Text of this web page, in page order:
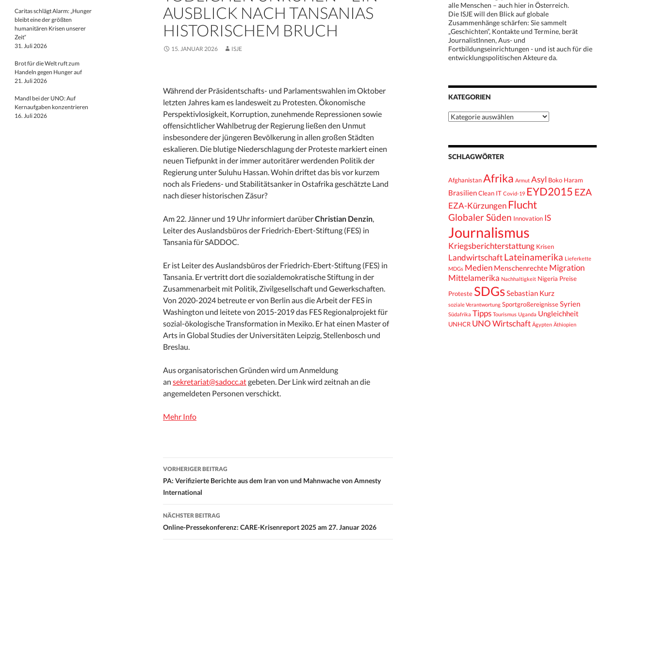
AUSBLICK NACH TANSANIAS
HISTORISCHEM BRUCH
15. JANUAR 2026 ISJE
Während der Präsidentschafts- und Parlamentswahlen im Oktober
letzten Jahres kam es landesweit zu Protesten. Ökonomische
Perspektivlosigkeit, Korruption, zunehmende Repressionen sowie
offensichtlicher Wahlbetrug der Regierung ließen den Unmut
insbesondere der jüngeren Bevölkerung in allen großen Städten
eskalieren. Die blutige Niederschlagung der Proteste markiert einen
neuen Tiefpunkt in der immer autoritärer werdenden Politik der
Regierung unter Suluhu Hassan. Wohin driftet das bis vor kurzem
noch als Friedens- und Stabilitätsanker in Ostafrika geschätzte Land
nach dieser historischen Zäsur?
Am 22. Jänner und 19 Uhr informiert darüberChristian Denzin,
Leiter des Auslandsbüros der Friedrich-Ebert-Stiftung (FES) in
Tansania für SADDOC.
Er ist Leiter des Auslandsbüros der Friedrich-Ebert-Stiftung (FES) in
Tansania. Er vertritt dort die sozialdemokratische Stiftung in der
Zusammenarbeit mit Politik, Zivilgesellschaft und Gewerkschaften.
Von 2020-2024 betreute er von Berlin aus die Arbeit der FES in
Washington und leitete von 2015-2019 das FES Regionalprojekt für
sozial-ökologische Transformation in Mexiko. Er hat einen Master of
Arts in Global Studies der Universitäten Leipzig, Stellenbosch und
Breslau.
​Aus organisatorischen Gründen wird um Anmeldung
an sekretariat@sadocc.atgebeten. Der Link wird zeitnah an die
angemeldeten Personen verschickt.
Mehr Info
Beitrags-
Navigation
VORHERIGER BEITRAG
PA: Verifizierte Berichte aus dem Iran von und Mahnwache von Amnesty
International
NÄCHSTER BEITRAG
Online-Pressekonferenz: CARE-Krisenreport 2025 am 27. Januar 2026
alle Menschen – auch hier in Österreich.
Die ISJE will den Blick auf globale
Zusammenhänge schärfen: Sie sammelt
„Geschichten“, Kontakte und Termine, berät
JournalistInnen, Aus- und
Fortbildungseinrichtungen - und ist auch für die
entwicklungspolitischen Akteure da.
KATEGORIEN
Kategorien
SCHLAGWÖRTER
AfghanistanAfrika Armut Asyl Boko Haram
BrasilienClean IT Covid-19 EYD2015 EZA
EZA-Kürzungen Flucht
Globaler Süden Innovation IS
Journalismus
Kriegsberichterstattung Krisen
Landwirtschaft Lateinamerika Lieferkette
MDGs Medien Menschenrechte Migration
Mittelamerika Nachhaltigkeit Nigeria Preise
Proteste SDGsSebastian Kurz
soziale Verantwortung SportgroßereignisseSyrien
Südafrika Tipps Tourismus Uganda Ungleichheit
UNHCR UNO Wirtschaft Ägypten Äthiopien
Caritas schlägt Alarm: „Hunger
bleibt eine der größten
humanitären Krisen unserer
Zeit“
31. Juli 2026
Brot für die Welt ruft zum
Handeln gegen Hunger auf
21. Juli 2026
Mandl bei der UNO: Auf
Kernaufgaben konzentrieren
16. Juli 2026